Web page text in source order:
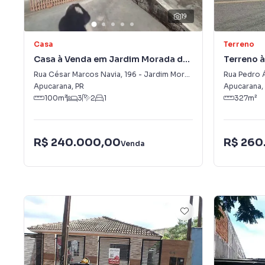
19
Casa
Casa à Venda em Jardim Morada do
Sol
Rua César Marcos Navia, 196 - Jardim Morada do Sol
Apucarana, PR
100m² 3 2 1
R$ 240.000,00Venda
Terreno
Terreno
Rua Pedro
Apucarana,
327m²
R$